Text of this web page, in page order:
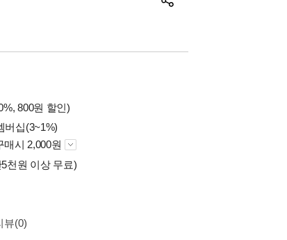
800원 할인)
버십(3~1%)
매시 2,000원
천원 이상 무료)
뷰(0)